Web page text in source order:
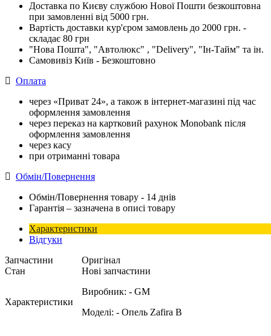
Доставка по Києву службою Нової Пошти безкоштовна
при замовленні від 5000 грн.
Вартість доставки кур'єром замовлень до 2000 грн. -
складає 80 грн
"Нова Пошта", "Автолюкс" , "Delivery", "Iн-Тайм" та ін.
Самовивіз Київ - Безкоштовно
Оплата
через «Приват 24», а також в інтернет-магазині під час
оформлення замовлення
через переказ на картковий рахунок Monobank після
оформлення замовлення
через касу
при отриманні товара
Обмін/Повернення
Обмін/Повернення товару - 14 днів
Гарантія – зазначена в описі товару
Характеристики
Відгуки
Запчастини
Оригінал
Стан
Нові запчастини
Характеристики
Виробник: - GM
Моделі: - Опель Zafira B